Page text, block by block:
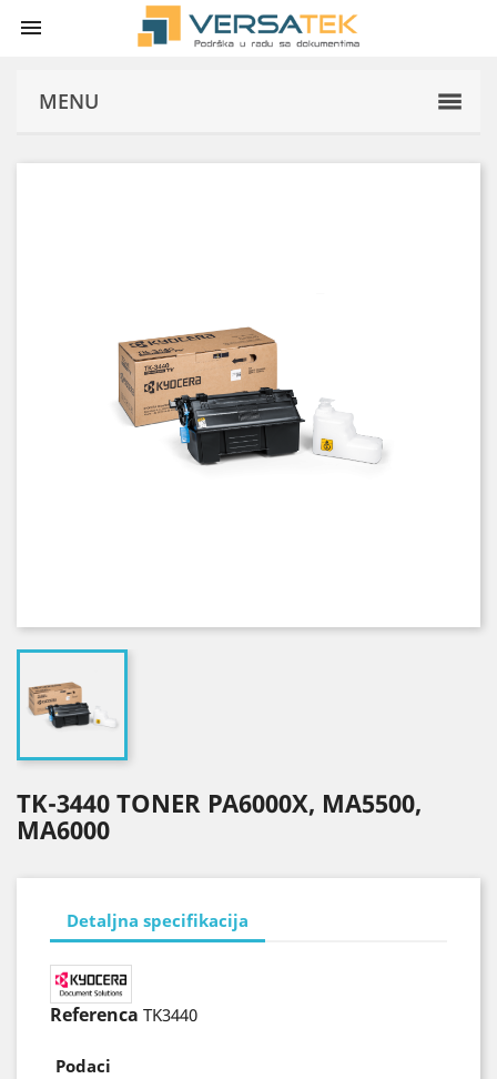

MENU
TK-3440 TONER PA6000X, MA5500,
MA6000
Detaljna specifikacija
Referenca TK3440
Podaci